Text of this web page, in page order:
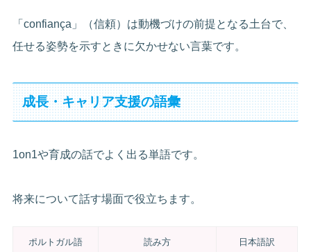
「confiança」（信頼）は動機づけの前提となる土台で、
任せる姿勢を示すときに欠かせない言葉です。
成長・キャリア支援の語彙
1on1や育成の話でよく出る単語です。
将来について話す場面で役立ちます。
ポルトガル語 読み方 日本語訳